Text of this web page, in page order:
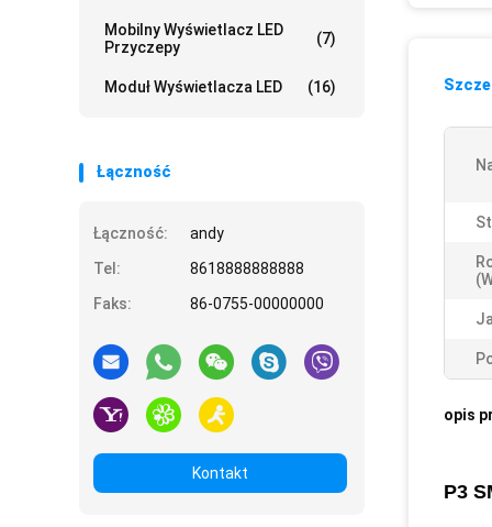
Mobilny Wyświetlacz LED
Przyczepy
(7)
Moduł Wyświetlacza LED (16)
Łączność
Łączność:
andy
Tel:
8618888888888
Faks:
86-0755-00000000
Kontakt
opis
P3